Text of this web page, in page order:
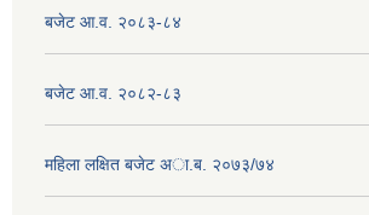
बजेट आ.व. २०८३-८४
बजेट आ.व. २०८२-८३
महिला लक्षित बजेट अा.ब. २०७३/७४